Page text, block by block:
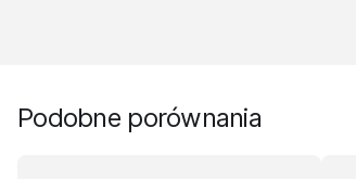
Podobne porównania